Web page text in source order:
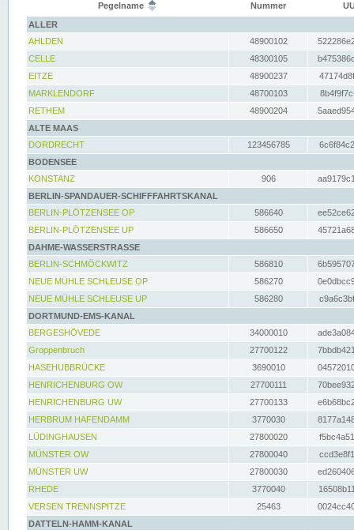
Pegelname Nummer
ALLER
AHLDEN
48900102
CELLE
48300105
EITZE
48900237
MARKLENDORF
48700103
RETHEM
48900204
ALTE MAAS
DORDRECHT
123456785
BODENSEE
KONSTANZ
906
BERLIN-SPANDAUER-SCHIFFFAHRTSKANAL
BERLIN-PLÖTZENSEE OP
586640
BERLIN-PLÖTZENSEE UP
586650
DAHME-WASSERSTRASSE
BERLIN-SCHMÖCKWITZ
586810
NEUE MÜHLE SCHLEUSE OP
586270
NEUE MÜHLE SCHLEUSE UP
586280
DORTMUND-EMS-KANAL
BERGESHÖVEDE
34000010
Groppenbruch
27700122
HASEHUBBRÜCKE
3690010
HENRICHENBURG OW
27700111
HENRICHENBURG UW
27700133
HERBRUM HAFENDAMM
3770030
LÜDINGHAUSEN
27800020
MÜNSTER OW
27800040
MÜNSTER UW
27800030
RHEDE
3770040
VERSEN TRENNSPITZE
25463
DATTELN-HAMM-KANAL